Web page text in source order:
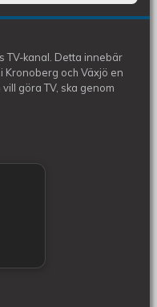
TV-kanal. Detta innebär
Kronoberg och Växjö en
göra TV, ska genom